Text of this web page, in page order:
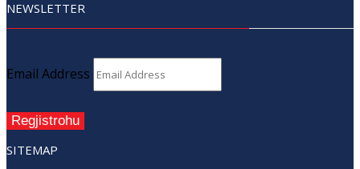
NEWSLETTER
Email Address
Regjistrohu
SITEMAP